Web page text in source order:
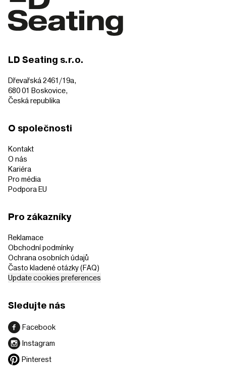
LD Seating s.r.o.
Dřevařská 2461/19a,
680 01 Boskovice,
Česká republika
O společnosti
Kontakt
O nás
Kariéra
Pro média
Podpora EU
Pro zákazníky
Reklamace
Obchodní podmínky
Ochrana osobních údajů
Často kladené otázky (FAQ)
Update cookies preferences
Sledujte nás
Facebook
Instagram
Pinterest